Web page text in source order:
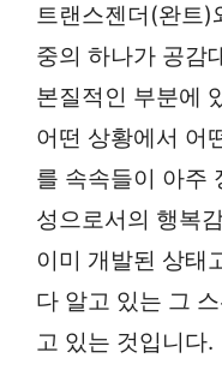
트랜스젠더(완트)
중의 하나가 공감
본질적인 부분에
어떤 상황에서 어
를 속속들이 아주
성으로서의 행복
이미 개발된 상태
다 알고 있는 그
고 있는 것입니다.